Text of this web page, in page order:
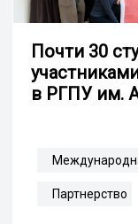
Почти 30
в РГПУ им.
Партнерство